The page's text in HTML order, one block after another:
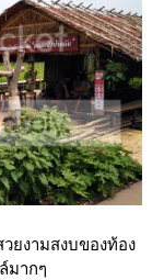
ยงามสงบของท้อง
มากๆ